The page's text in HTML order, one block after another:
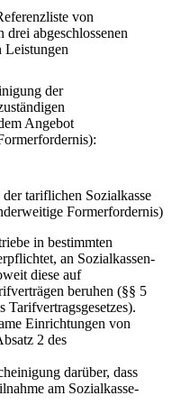
von
abgeschlossenen
Leistungen
der
Angebot
tariflichen Sozialkasse
Formerfordernis)
in bestimmten
an Sozialkassen-
diese auf
beruhen (§§ 5
Tarifvertragsgesetzes).
Einrichtungen von
2 des
darüber, dass
am Sozialkasse-